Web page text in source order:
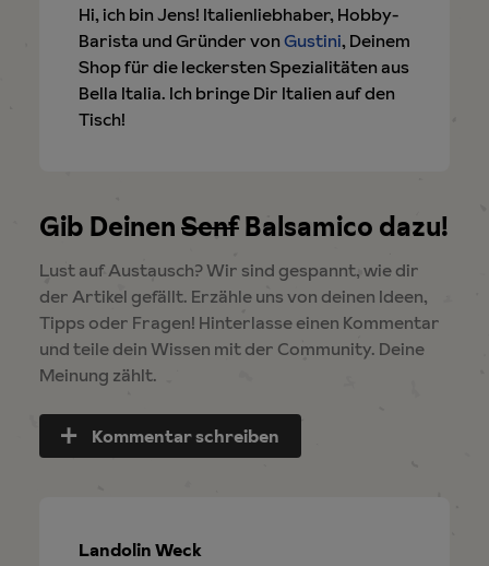
Hi, ich bin Jens! Italienliebhaber, Hobby-
Barista und Gründer vonGustini, Deinem
Shop für die leckersten Spezialitäten aus
Bella Italia. Ich bringe Dir Italien auf den
Tisch!
Gib DeinenSenfBalsamico dazu!
Lust auf Austausch? Wir sind gespannt, wie dir
der Artikel gefällt. Erzähle uns von deinen Ideen,
Tipps oder Fragen! Hinterlasse einen Kommentar
und teile dein Wissen mit der Community. Deine
Meinung zählt.
Kommentar schreiben
Landolin Weck